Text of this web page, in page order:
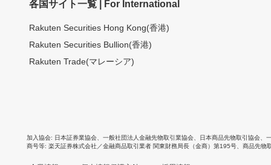
各国サイト一覧 | For International
Rakuten Securities Hong Kong(香港)
Rakuten Securities Bullion(香港)
Rakuten Trade(マレーシア)
加入協会 日本証券業協会 一般社団法人金融先物取引業協会 日本商品先物取引協会
商号等 楽天証券株式会社／金融商品取引業者 関東財務局長（金商）第195号、商品先物